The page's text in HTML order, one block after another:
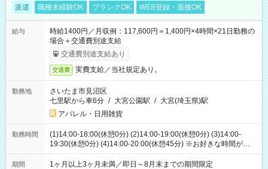
派遣 職種未経験OK ブランクOK WEB登録・面接OK
給与
時給1400円／月収例：117,600円＝1,400円×4時間×21日勤務の
場合＋交通費別途支給
交通費別途支給あり
交通費 実費支給／当社規定あり。
勤務地
さいたま市見沼区
七里駅から車6分 / 大宮公園駅 / 大宮(埼玉県)駅
アパレル・日用雑貨
勤務時間
(1)14:00-18:00(休憩0分) (2)14:00-19:00(休憩0分) (3)14:00-
19:30(休憩0分) (4)14:00-20:00(休憩45分) ※お好きな時間が選べ
ます
期間 1ヶ月以上3ヶ月未満／即日～8月末までの期間限定